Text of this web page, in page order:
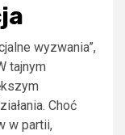
wyzwania”,
tajnym
Choć
w partii,